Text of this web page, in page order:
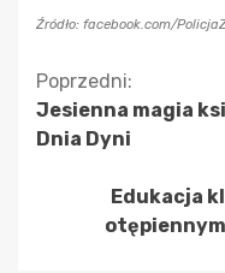
Źródło: facebook.com/
Kontynuuj
czytanie
Poprzedni:
Jesienna magia
Dnia Dyni
Edukacja